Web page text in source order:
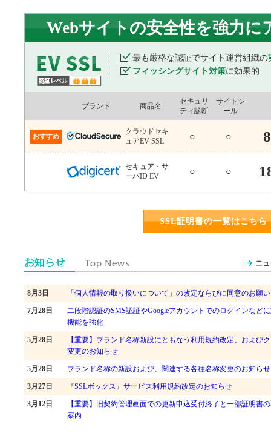
Webサイトの安全性を強力に
最も厳格な認証でサイト運営組織の
フィッシングサイト対策に効果的
ブランド 商品名
セキュリ
ティ診断
サイトシ
ール
おすすめ
クラウドセキ
ュアEV SSL
○ ○
セキュア・サ
ーバID EV
○ ○
SSL証明書の一覧はこちら
8月3日 「個人情報の取り扱いについて」の改定ならびに同意のお願
7月28日
二段階認証のSMS認証やGoogleアカウントでのログインなど
機能を強化
5月28日
【重要】ブランド名称新設にともなう利用規約改定、および
変更のお知らせ
5月28日 ブランド名称の新設および、関連する各種名称変更のお知らせ
3月27日 『SSLボックス』サービス利用規約改定のお知らせ
3月12日
【重要】旧契約管理画面での更新申込受付終了と一部証明書
案内